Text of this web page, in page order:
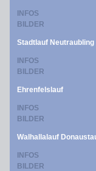
INFOS
BILDER
Stadtlauf Neutraubling
INFOS
BILDER
Ehrenfelslauf
INFOS
BILDER
Walhallalauf
INFOS
BILDER